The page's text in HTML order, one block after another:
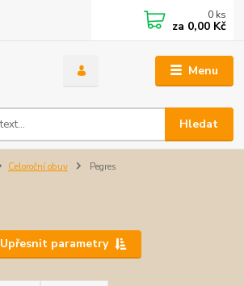
Menu
Hledat
0 ks
za 0,00 Kč
Celoroční obuv Pegres
Upřesnit parametry